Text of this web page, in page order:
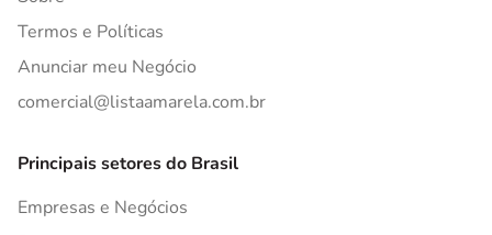
Termos e Políticas
Anunciar meu Negócio
comercial@listaamarela.com.br
Principais setores do Brasil
Empresas e Negócios